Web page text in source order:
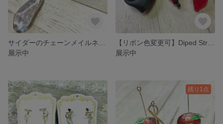
展示中
展示中
残り1点